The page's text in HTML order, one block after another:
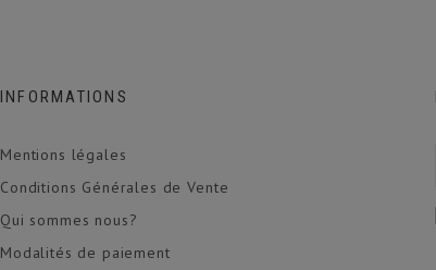
INFORMATIONS
Mentions légales
Conditions Générales de Vente
Qui sommes nous?
Modalités de paiement